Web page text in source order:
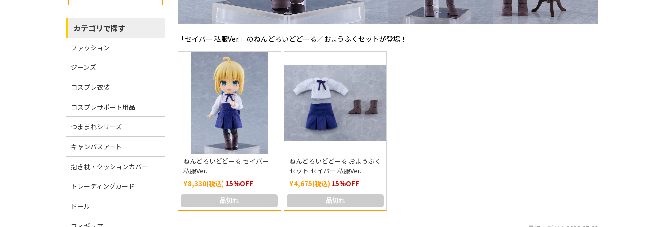
カテゴリで探す
ファッション
ジーンズ
コスプレ衣装
コスプレサポート用品
つままれシリーズ
キャンバスアート
抱き枕・クッションカバー
トレーディングカード
ドール
「セイバー 私服Ver.」のねんどろいどどーる／おようふくセットが登場！
ねんどろいどどーる セイバー
私服Ver.
¥8,330(税込) 15%OFF
品切れ
ねんどろいどどーる おようふく
セット セイバー 私服Ver.
¥4,675(税込) 15%OFF
品切れ